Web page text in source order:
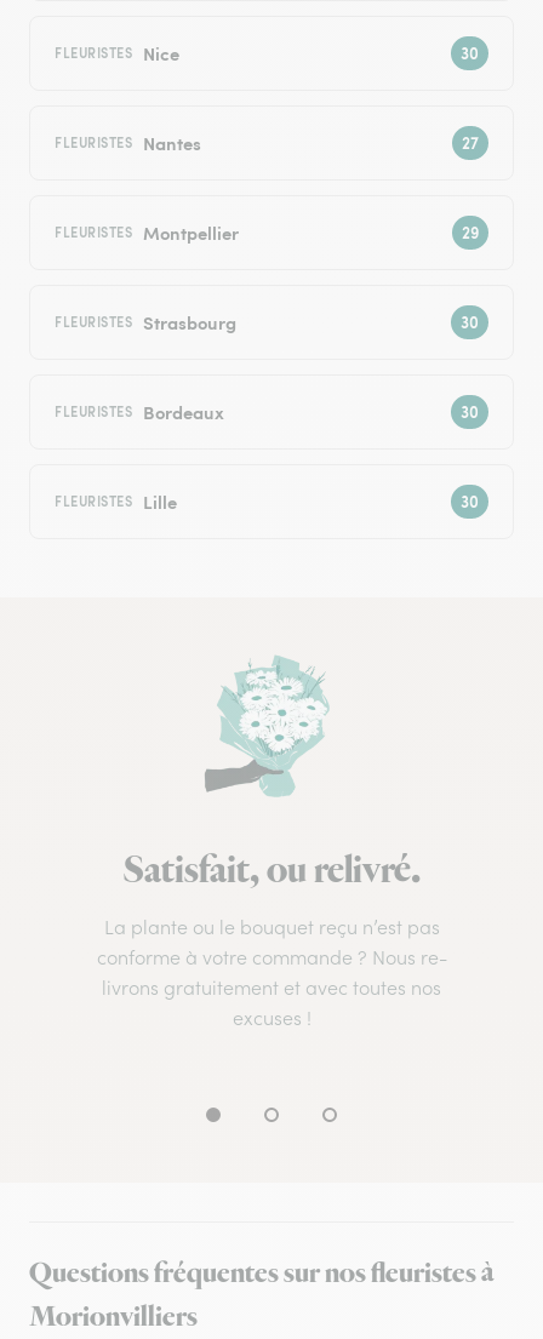
FLEURISTES Nice
FLEURISTES Nantes
FLEURISTES Montpellier
FLEURISTES Strasbourg
FLEURISTES Bordeaux
FLEURISTES Lille
Satisfait, ou relivré.
La plante ou le bouquet reçu n’est pas
conforme à votre commande ? Nous re-
livrons gratuitement et avec toutes nos
excuses !
Questions fréquentes sur nos fleuristes à
Morionvilliers